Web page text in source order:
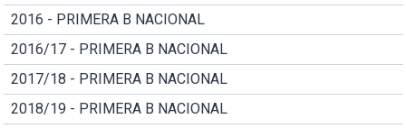
2016 - PRIMERA B NACIONAL
2016/17 - PRIMERA B NACIONAL
2017/18 - PRIMERA B NACIONAL
2018/19 - PRIMERA B NACIONAL